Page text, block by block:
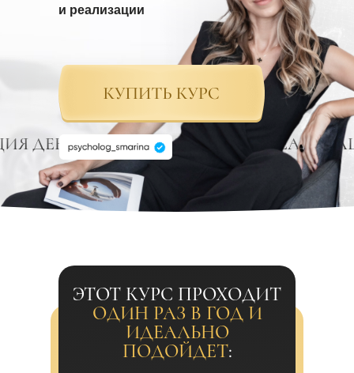
ДЕНЬГИ ПРЕДНАЗНАЧЕНИЕ
и реализации
ЭТОТ КУРС ПРОХОДИТ
ОДИН РАЗ В ГОД И
ИДЕАЛЬНО
ПОДОЙДЕТ: